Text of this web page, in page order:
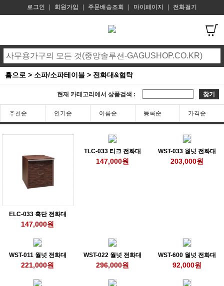
로그인 회원가입 주문배송조회 마이페이지 전화걸기
홈으로 > 소파/소파테이블 > 전화대&협탁
현재 카테고리에서 상품검색 : 찾기
추천순 인기순 이름순 등록순 가격순
ELC-033 흑단 전화대
147,000원
TLC-033 티크 전화대
147,000원
WST-033 월넛 전화대
203,000원
WST-011 월넛 전화대
221,000원
WST-022 월넛 전화대
296,000원
WST-600 월넛 전화대
92,000원